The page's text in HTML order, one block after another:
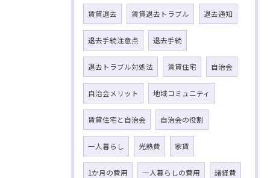
賃貸退去 賃貸退去トラブル 退去通知
退去手続注意点 退去手続
退去トラブル対処法 賃貸住宅 自治会
自治会メリット 地域コミュニティ
賃貸住宅と自治会 自治会の役割
一人暮らし 光熱費 家賃
1か月の費用 一人暮らしの費用 諸経費